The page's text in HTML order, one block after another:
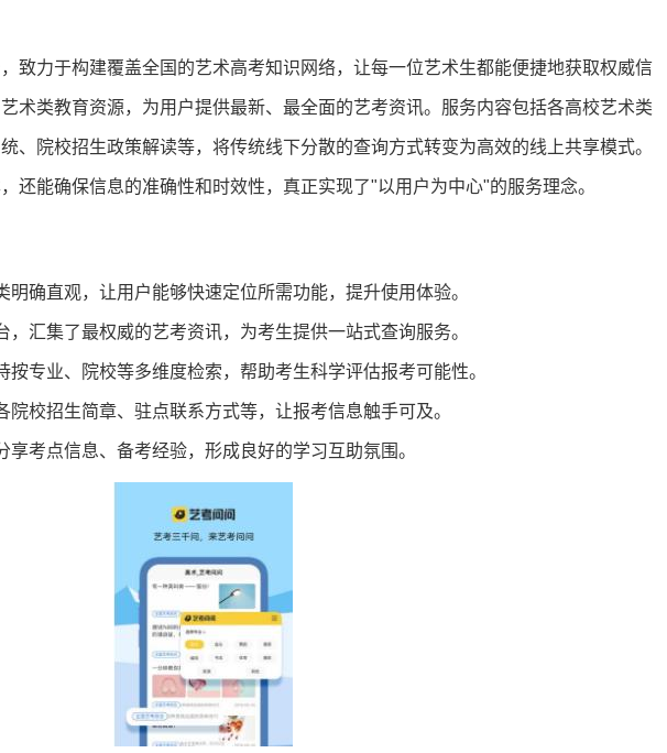
致力于构建覆盖全国的艺术高考知识网络，让每一位艺术生都能便捷地获取权威信
术类教育资源，为用户提供最新、最全面的艺考资讯。服务内容包括各高校艺术类
、院校招生政策解读等，将传统线下分散的查询方式转变为高效的线上共享模式。
还能确保信息的准确性和时效性，真正实现了"以用户为中心"的服务理念。
确直观，让用户能够快速定位所需功能，提升使用体验。
汇集了最权威的艺考资讯，为考生提供一站式查询服务。
专业、院校等多维度检索，帮助考生科学评估报考可能性。
校招生简章、驻点联系方式等，让报考信息触手可及。
考点信息、备考经验，形成良好的学习互助氛围。